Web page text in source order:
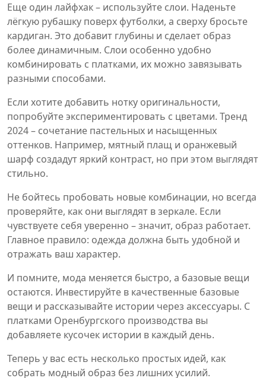
Еще один лайфхак – используйте слои. Наденьте
лёгкую рубашку поверх футболки, а сверху бросьте
кардиган. Это добавит глубины и сделает образ
более динамичным. Слои особенно удобно
комбинировать с платками, их можно завязывать
разными способами.
Если хотите добавить нотку оригинальности,
попробуйте экспериментировать с цветами. Тренд
2024 – сочетание пастельных и насыщенных
оттенков. Например, мятный плащ и оранжевый
шарф создадут яркий контраст, но при этом выглядят
стильно.
Не бойтесь пробовать новые комбинации, но всегда
проверяйте, как они выглядят в зеркале. Если
чувствуете себя уверенно – значит, образ работает.
Главное правило: одежда должна быть удобной и
отражать ваш характер.
И помните, мода меняется быстро, а базовые вещи
остаются. Инвестируйте в качественные базовые
вещи и рассказывайте истории через аксессуары. С
платками Оренбургского производства вы
добавляете кусочек истории в каждый день.
Теперь у вас есть несколько простых идей, как
собрать модный образ без лишних усилий.